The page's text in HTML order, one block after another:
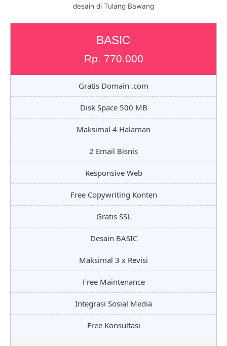
desain di Tulang Bawang
BASIC
Rp. 770.000
Gratis Domain .com
Disk Space 500 MB
Maksimal 4 Halaman
2 Email Bisnis
Responsive Web
Free Copywriting Konten
Gratis SSL
Desain BASIC
Maksimal 3 x Revisi
Free Maintenance
Integrasi Sosial Media
Free Konsultasi